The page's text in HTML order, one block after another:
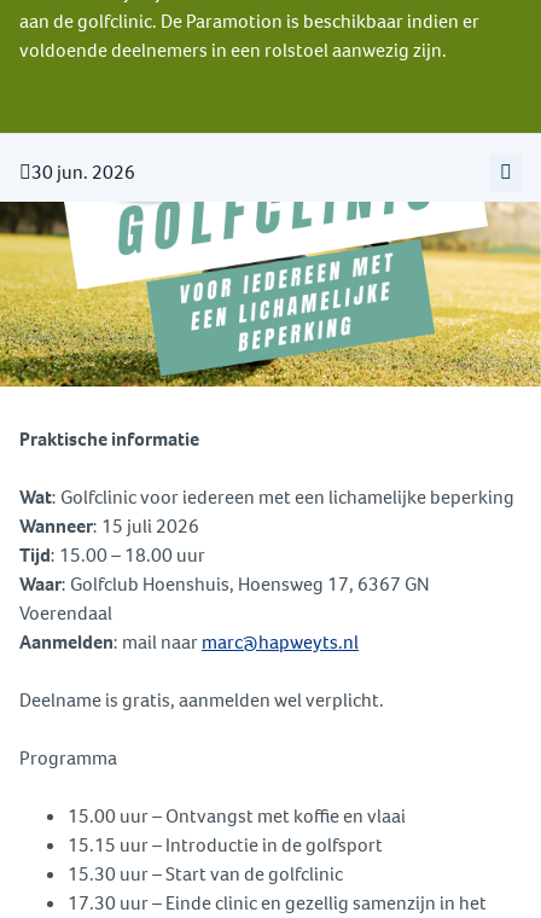
aan de golfclinic. De Paramotion is beschikbaar indien er
voldoende deelnemers in een rolstoel aanwezig zijn.
30 jun. 2026
Praktische informatie
Wat: Golfclinic voor iedereen met een lichamelijke beperking
Wanneer: 15 juli 2026
Tijd: 15.00 – 18.00 uur
Waar: Golfclub Hoenshuis, Hoensweg 17, 6367 GN
Voerendaal
Aanmelden: mail naarmarc@hapweyts.nl
Deelname is gratis, aanmelden wel verplicht.
Programma
15.00 uur – Ontvangst met koffie en vlaai
15.15 uur – Introductie in de golfsport
15.30 uur – Start van de golfclinic
17.30 uur – Einde clinic en gezellig samenzijn in het